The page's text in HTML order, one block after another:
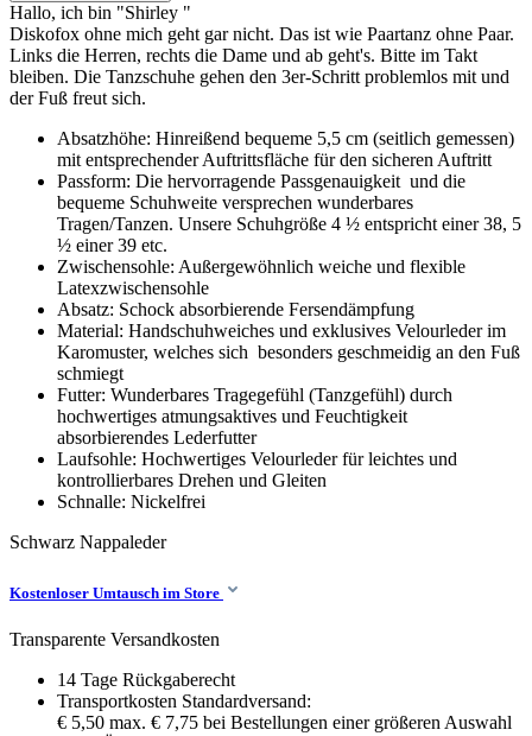
Hallo, ich bin "Shirley "
Diskofox ohne mich geht gar nicht. Das ist wie Paartanz ohne Paar.
Links die Herren, rechts die Dame und ab geht's. Bitte im Takt
bleiben. Die Tanzschuhe gehen den 3er-Schritt problemlos mit und
der Fuß freut sich.
Absatzhöhe: Hinreißend bequeme 5,5 cm (seitlich gemessen)
mit entsprechender Auftrittsfläche für den sicheren Auftritt
Passform: Die hervorragende Passgenauigkeit und die
bequeme Schuhweite versprechen wunderbares
Tragen/Tanzen. Unsere Schuhgröße 4 ½ entspricht einer 38, 5
½ einer 39 etc.
Zwischensohle: Außergewöhnlich weiche und flexible
Latexzwischensohle
Absatz: Schock absorbierende Fersendämpfung
Material: Handschuhweiches und exklusives Velourleder im
Karomuster, welches sich besonders geschmeidig an den Fuß
schmiegt
Futter: Wunderbares Tragegefühl (Tanzgefühl) durch
hochwertiges atmungsaktives und Feuchtigkeit
absorbierendes Lederfutter
Laufsohle: Hochwertiges Velourleder für leichtes und
kontrollierbares Drehen und Gleiten
Schnalle: Nickelfrei
Schwarz Nappaleder
Kostenloser Umtausch im Store
Transparente Versandkosten
14 Tage Rückgaberecht
Transportkosten Standardversand:
€ 5,50 max. € 7,75 bei Bestellungen einer größeren Auswahl